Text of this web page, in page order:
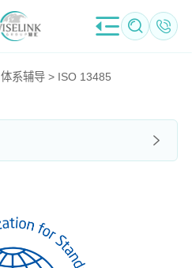
体系辅导 > ISO 13485